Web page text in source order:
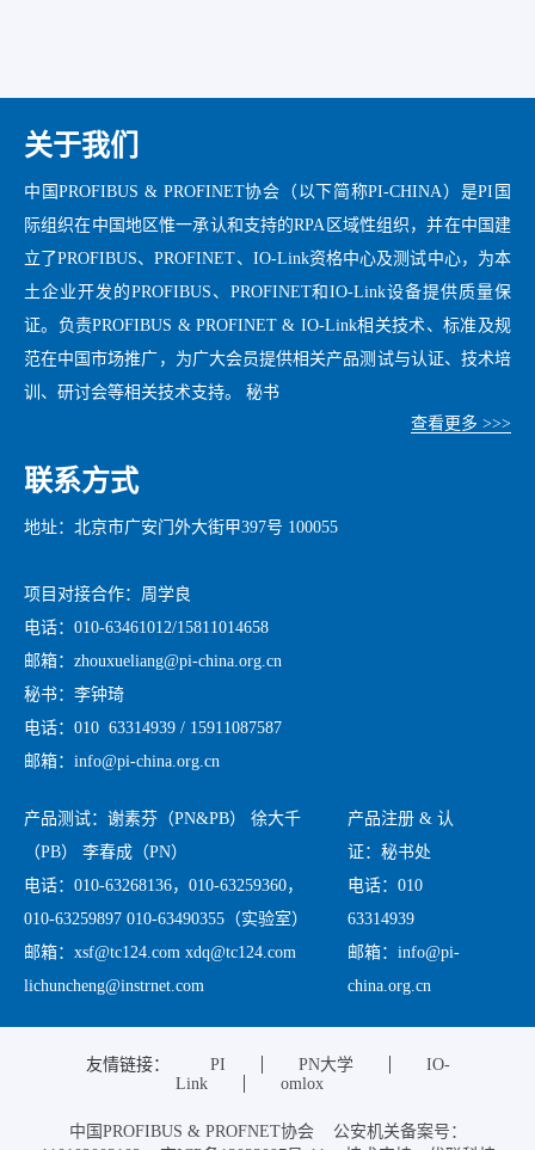
关于我们
中国PROFIBUS & PROFINET协会（以下简称PI-CHINA）是PI国
际组织在中国地区惟一承认和支持的RPA区域性组织，并在中国建
立了PROFIBUS、PROFINET、IO-Link资格中心及测试中心，为本
土企业开发的PROFIBUS、PROFINET和IO-Link设备提供质量保
证。负责PROFIBUS & PROFINET & IO-Link相关技术、标准及规
范在中国市场推广，为广大会员提供相关产品测试与认证、技术培
训、研讨会等相关技术支持。 秘书
查看更多 >>>
联系方式
地址：北京市广安门外大街甲397号 100055
项目对接合作：周学良
电话：010-63461012/15811014658
邮箱：zhouxueliang@pi-china.org.cn
秘书：李钟琦
电话：010 63314939 / 15911087587
邮箱：info@pi-china.org.cn
产品测试：谢素芬（PN&PB） 徐大千
（PB） 李春成（PN）
电话：010-63268136，010-63259360，
010-63259897 010-63490355（实验室）
邮箱：xsf@tc124.com xdq@tc124.com
lichuncheng@instrnet.com
产品注册 & 认
证：秘书处
电话：010
63314939
邮箱：info@pi-
china.org.cn
友情链接： PI PN大学
IO-
Link
omlox
中国PROFIBUS & PROFNET协会 公安机关备案号：